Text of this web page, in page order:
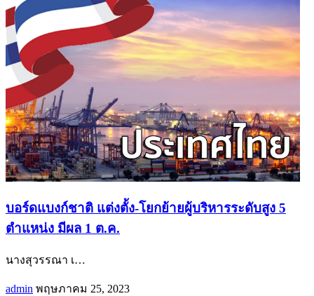
บอร์ดแบงก์ชาติ แต่งตั้ง-โยกย้ายผู้บริหารระดับสูง 5
ตำแหน่ง มีผล 1 ต.ค.
นางสุวรรณา เ…
admin พฤษภาคม 25, 2023